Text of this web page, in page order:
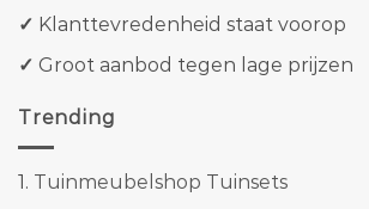
✓ Klanttevredenheid staat voorop
✓ Groot aanbod tegen lage prijzen
Trending
1. Tuinmeubelshop Tuinsets